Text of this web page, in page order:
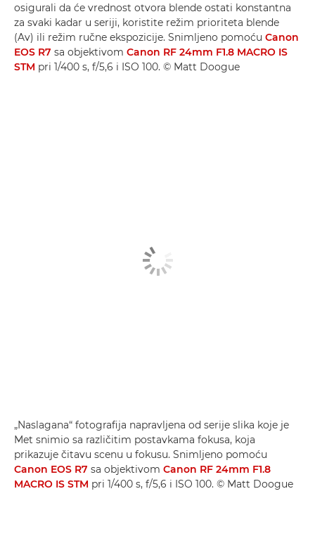
osigurali da će vrednost otvora blende ostati konstantna
za svaki kadar u seriji, koristite režim prioriteta blende
(Av) ili režim ručne ekspozicije. Snimljeno pomoću Canon
EOS R7 sa objektivom Canon RF 24mm F1.8 MACRO IS
STM pri 1/400 s, f/5,6 i ISO 100. © Matt Doogue
„Naslagana“ fotografija napravljena od serije slika koje je
Met snimio sa različitim postavkama fokusa, koja
prikazuje čitavu scenu u fokusu. Snimljeno pomoću
Canon EOS R7 sa objektivom Canon RF 24mm F1.8
MACRO IS STM pri 1/400 s, f/5,6 i ISO 100. © Matt Doogue